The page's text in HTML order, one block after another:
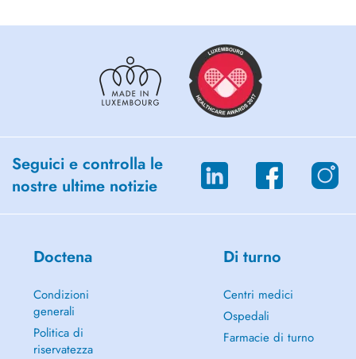
Seguici e controlla le
nostre ultime notizie
Doctena
Condizioni
generali
Politica di
riservatezza
Di turno
Centri medici
Ospedali
Farmacie di turno